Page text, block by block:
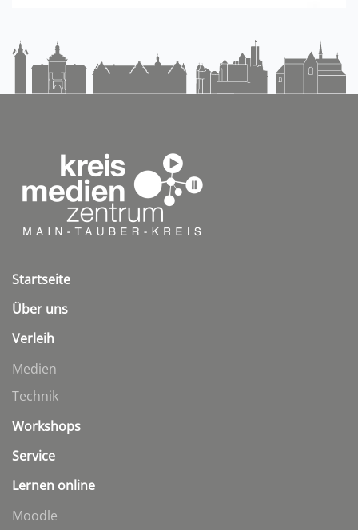
Startseite
Über uns
Verleih
Medien
Technik
Workshops
Service
Lernen online
Moodle